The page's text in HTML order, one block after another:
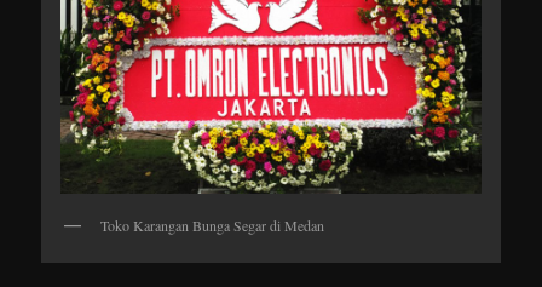
Toko Karangan Bunga Segar di Medan